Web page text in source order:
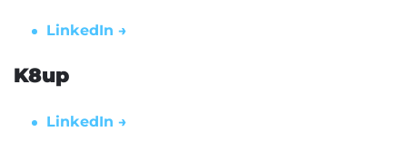
LinkedIn →
K8up
LinkedIn →